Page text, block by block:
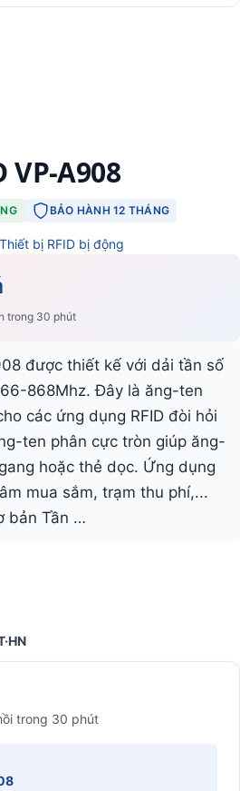
VP-A908
BẢO HÀNH 12 THÁNG
Thiết bị RFID bị động
trong 30 phút
được thiết kế với dải tần số
868Mhz. Đây là ăng-ten
các ứng dụng RFID đòi hỏi
ten phân cực tròn giúp ăng-
hoặc thẻ dọc. Ứng dụng
mua sắm, trạm thu phí,...
bản Tần …
trong 30 phút